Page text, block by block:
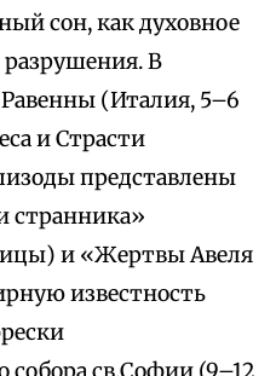
сон, как духовное
В
(Италия, 5–6
и Страсти
представлены
странника»
и «Жертвы Авеля
известность